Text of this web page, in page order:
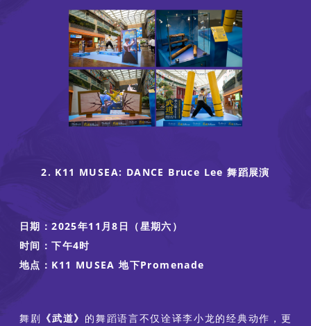
2. K11 MUSEA: DANCE Bruce Lee 舞蹈展演
日期：2025年11月8日（星期六）
时间：下午4时
地点：K11 MUSEA 地下Promenade
舞剧 《武道》 的舞蹈语言不仅诠译李小龙的经典动作，更